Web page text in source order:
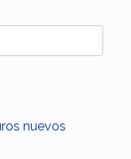
nuevos